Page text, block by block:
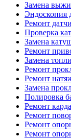
Замена
Эндоскопия
Ремонт
Проверка
Замена
Ремонт
Замена
Ремонт
Ремонт
Замена
Полировка
Ремонт
Ремонт
Ремонт
Ремонт